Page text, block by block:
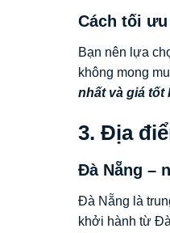
Cách tối
Bạn nên lựa
không mong
nhất và giá tốt
3. Địa
Đà Nẵng –
Đà Nẵng là
khởi hành từ